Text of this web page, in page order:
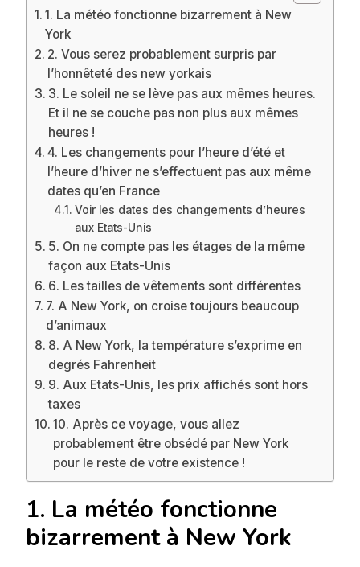
1. La météo fonctionne bizarrement à New
York
2. Vous serez probablement surpris par
l’honnêteté des new yorkais
3. Le soleil ne se lève pas aux mêmes heures.
Et il ne se couche pas non plus aux mêmes
heures !
4. Les changements pour l’heure d’été et
l’heure d’hiver ne s’effectuent pas aux même
dates qu’en France
Voir les dates des changements d’heures
aux Etats-Unis
5. On ne compte pas les étages de la même
façon aux Etats-Unis
6. Les tailles de vêtements sont différentes
7. A New York, on croise toujours beaucoup
d’animaux
8. A New York, la température s’exprime en
degrés Fahrenheit
9. Aux Etats-Unis, les prix affichés sont hors
taxes
10. Après ce voyage, vous allez
probablement être obsédé par New York
pour le reste de votre existence !
1. La météo fonctionne
bizarrement à New York